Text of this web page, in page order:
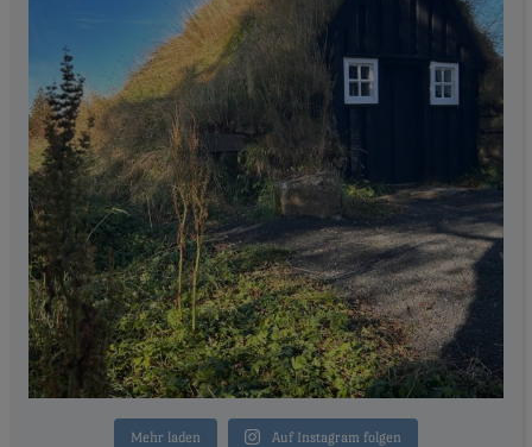
Mehr laden Auf Instagram folgen